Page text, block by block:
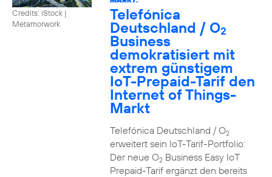
Credits: iStock |
Metamorwork
Telefónica
Deutschland / O2
Business
demokratisiert mit
extrem günstigem
IoT-Prepaid-Tarif den
Internet of Things-
Markt
Telefónica Deutschland / O2
erweitert sein IoT-Tarif-Portfolio:
Der neue O2Business Easy IoT
Prepaid-Tarif ergänzt den bereits